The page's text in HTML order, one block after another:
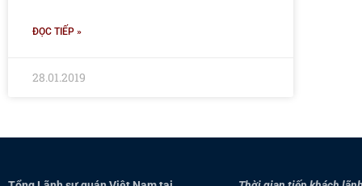
ĐỌC TIẾP »
28.01.2019